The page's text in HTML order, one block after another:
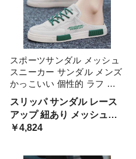
スポーツサンダル メッシュ
スニーカー サンダル メンズ
かっこいい 個性的 ラフ か
かとなし つっかけ 春夏 シ
ューズ オルチャン系 男子
滑り止め アウトドア レジャ
ー 黒 白 ベージュ シティ
スリッパ サンダル レース
アップ 紐あり メッシュ生
地 涼しい 透け感 春夏用 か
け感 ボーイッシュ フラッ
￥4,824